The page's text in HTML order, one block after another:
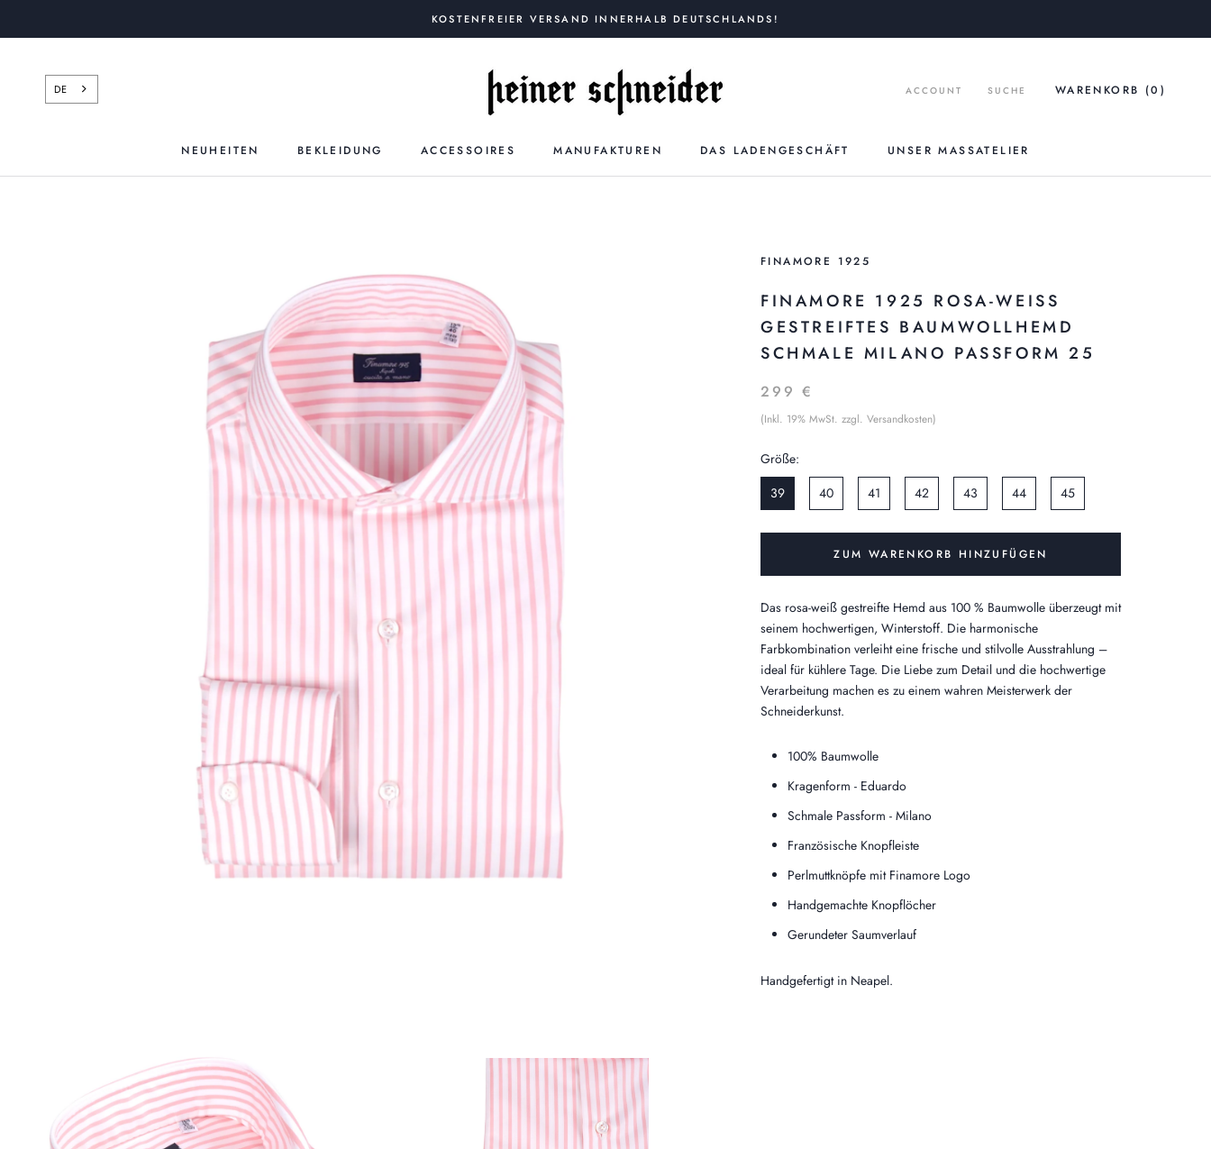
KOSTENFREIER VERSAND INNERHALB DEUTSCHLANDS!
NEUHEITEN
BEKLEIDUNG ACCESSOIRES MANUFAKTUREN DAS LADENGESCHÄFT
UNSER MASSATELIER
DE ACCOUNT SUCHE WARENKORB (0 )
FINAMORE 1925
FINAMORE 1925 ROSA-WEISS G
ESTREIFTES BAUMWOLLHEMD S
CHMALE MILANO PASSFORM 25
299 €
(Inkl. 19% MwSt. zzgl. Versandkosten)
Größe:
39
40 41 42 43 44 45
ZUM WARENKORB HINZUFÜGEN
Das rosa-weiß gestreifte Hemd aus 100 % Baumwolle überzeugt mit
seinem hochwertigen, Winterstoff. Die harmonische
Farbkombination verleiht eine frische und stilvolle Ausstrahlung –
ideal für kühlere Tage. Die Liebe zum Detail und die hochwertige
Verarbeitung machen es zu einem wahren Meisterwerk der
Schneiderkunst.
100% Baumwolle
Kragenform - Eduardo
Schmale Passform - Milano
Französische Knopfleiste
Perlmuttknöpfe mit Finamore Logo
Handgemachte Knopflöcher
Gerundeter Saumverlauf
Handgefertigt in Neapel.